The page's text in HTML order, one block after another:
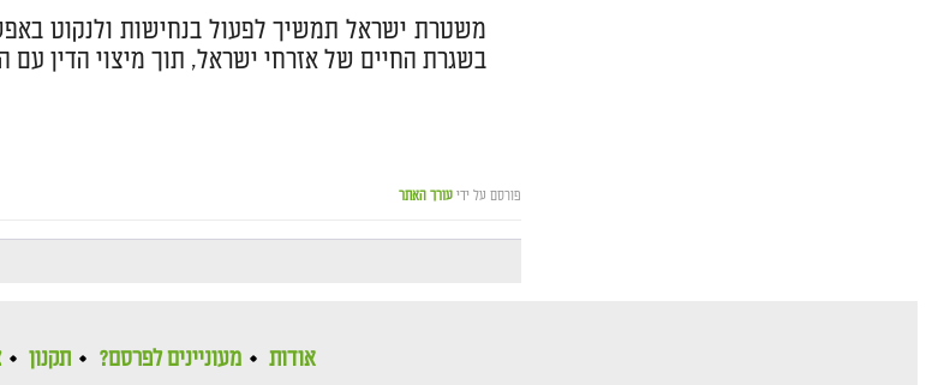
משטרת ישראל תמשיך לפעול בנחישות ולנקוט באפס
בשגרת החיים של אזרחי ישראל, תוך מיצוי הדין עם
פורסם על ידי עורך האתר
אודות מעוניינים לפרסם? תקנון